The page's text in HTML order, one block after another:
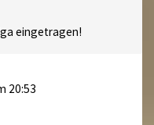
eingetragen!
20:53